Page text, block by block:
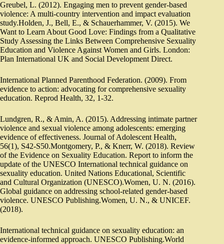
Greubel, L. (2012). Engaging men to prevent gender-based
violence: A multi-country intervention and impact evaluation
study.Holden, J., Bell, E., & Schauerhammer, V. (2015). We
Want to Learn About Good Love: Findings from a Qualitative
Study Assessing the Links Between Comprehensive Sexuality
Education and Violence Against Women and Girls. London:
Plan International UK and Social Development Direct.
International Planned Parenthood Federation. (2009). From
evidence to action: advocating for comprehensive sexuality
education. Reprod Health, 32, 1-32.
Lundgren, R., & Amin, A. (2015). Addressing intimate partner
violence and sexual violence among adolescents: emerging
evidence of effectiveness. Journal of Adolescent Health,
56(1), S42-S50.Montgomery, P., & Knerr, W. (2018). Review
of the Evidence on Sexuality Education. Report to inform the
update of the UNESCO International technical guidance on
sexuality education. United Nations Educational, Scientific
and Cultural Organization (UNESCO).Women, U. N. (2016).
Global guidance on addressing school-related gender-based
violence. UNESCO Publishing.Women, U. N., & UNICEF.
(2018).
International technical guidance on sexuality education: an
evidence-informed approach. UNESCO Publishing.World